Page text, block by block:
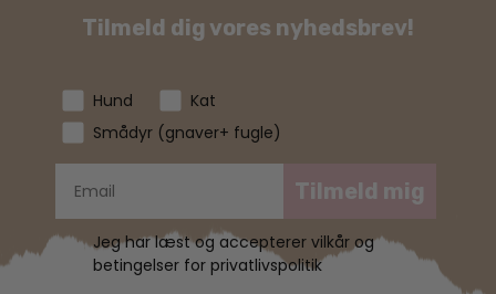
Tilmeld dig vores nyhedsbrev!
Hund
Kat
Smådyr (gnaver+ fugle)
Tilmeld mig
Jeg har læst og accepterer vilkår og
betingelser for privatlivspolitik